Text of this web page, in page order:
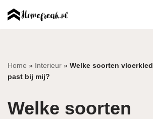
inhoud
Home » Interieur » Welke soorten
past bij mij?
Welke soorten